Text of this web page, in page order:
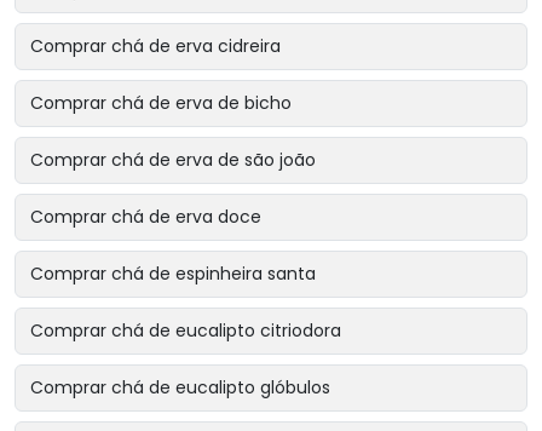
Comprar chá de erva cidreira
Comprar chá de erva de bicho
Comprar chá de erva de são joão
Comprar chá de erva doce
Comprar chá de espinheira santa
Comprar chá de eucalipto citriodora
Comprar chá de eucalipto glóbulos